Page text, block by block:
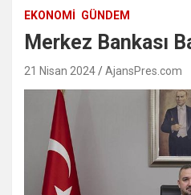
EKONOMI GÜNDEM
Merkez Bankası
21 Nisan 2024 AjansPres.com